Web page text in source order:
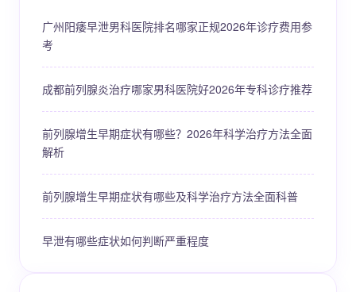
广州阳痿早泄男科医院排名哪家正规2026年诊疗费用参
考
成都前列腺炎治疗哪家男科医院好2026年专科诊疗推荐
前列腺增生早期症状有哪些？2026年科学治疗方法全面
解析
前列腺增生早期症状有哪些及科学治疗方法全面科普
早泄有哪些症状如何判断严重程度